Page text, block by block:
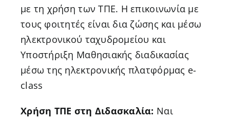
με τη χρήση των ΤΠΕ. Η επικοινωνία με
τους φοιτητές είναι δια ζώσης και μέσω
ηλεκτρονικού ταχυδρομείου και
Υποστήριξη Μαθησιακής διαδικασίας
μέσω της ηλεκτρονικής πλατφόρμας e-
class
Χρήση ΤΠΕ στη Διδασκαλία: Ναι